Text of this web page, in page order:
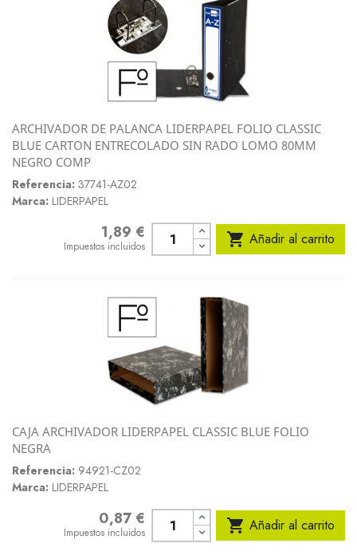
ARCHIVADOR DE PALANCA LIDERPAPEL FOLIO CLASSIC
BLUE CARTON ENTRECOLADO SIN RADO LOMO 80MM
NEGRO COMP
Referencia: 37741-AZ02
Marca: LIDERPAPEL
1,89 €
Impuestos incluidos  Añadir al carrito
CAJA ARCHIVADOR LIDERPAPEL CLASSIC BLUE FOLIO
NEGRA
Referencia: 94921-CZ02
Marca: LIDERPAPEL
0,87 €
Impuestos incluidos  Añadir al carrito